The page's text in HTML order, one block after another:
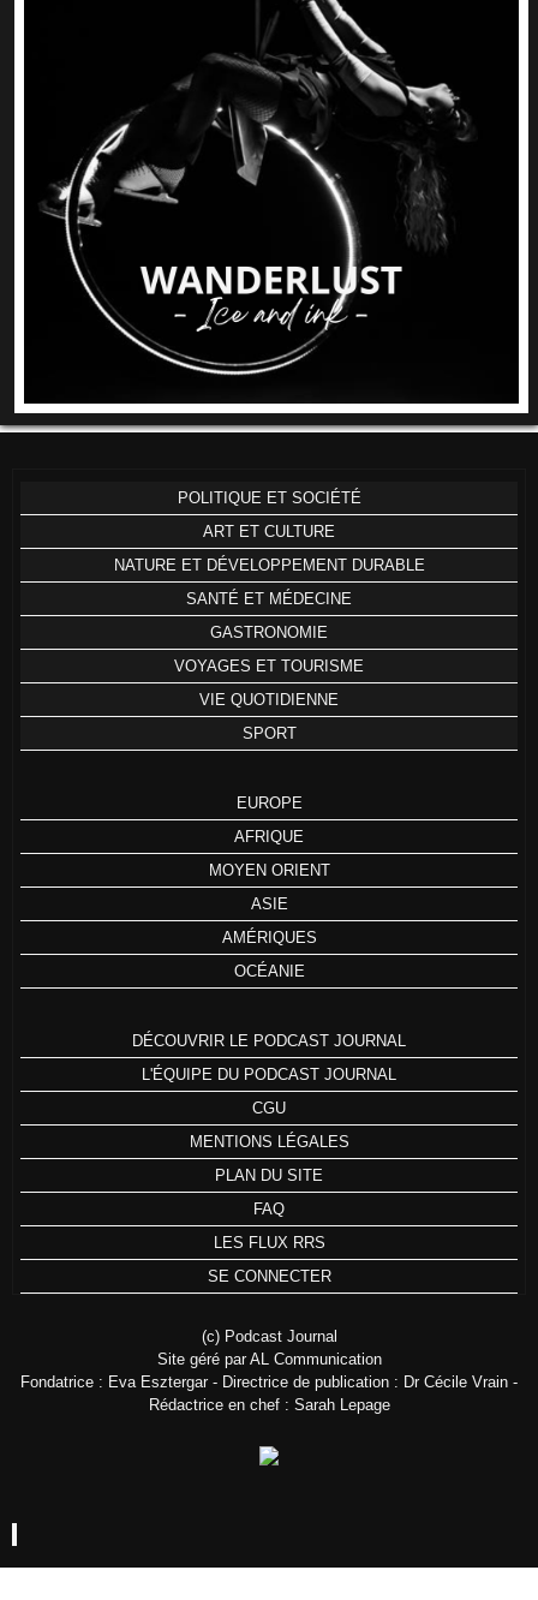
POLITIQUE ET SOCIÉTÉ
ART ET CULTURE
NATURE ET DÉVELOPPEMENT DURABLE
SANTÉ ET MÉDECINE
GASTRONOMIE
VOYAGES ET TOURISME
VIE QUOTIDIENNE
SPORT
EUROPE
AFRIQUE
MOYEN ORIENT
ASIE
AMÉRIQUES
OCÉANIE
DÉCOUVRIR LE PODCAST JOURNAL
L'ÉQUIPE DU PODCAST JOURNAL
CGU
MENTIONS LÉGALES
PLAN DU SITE
FAQ
LES FLUX RRS
SE CONNECTER
(c) Podcast Journal
Site géré par AL Communication
Fondatrice : Eva Esztergar - Directrice de publication : Dr Cécile Vrain -
Rédactrice en chef : Sarah Lepage